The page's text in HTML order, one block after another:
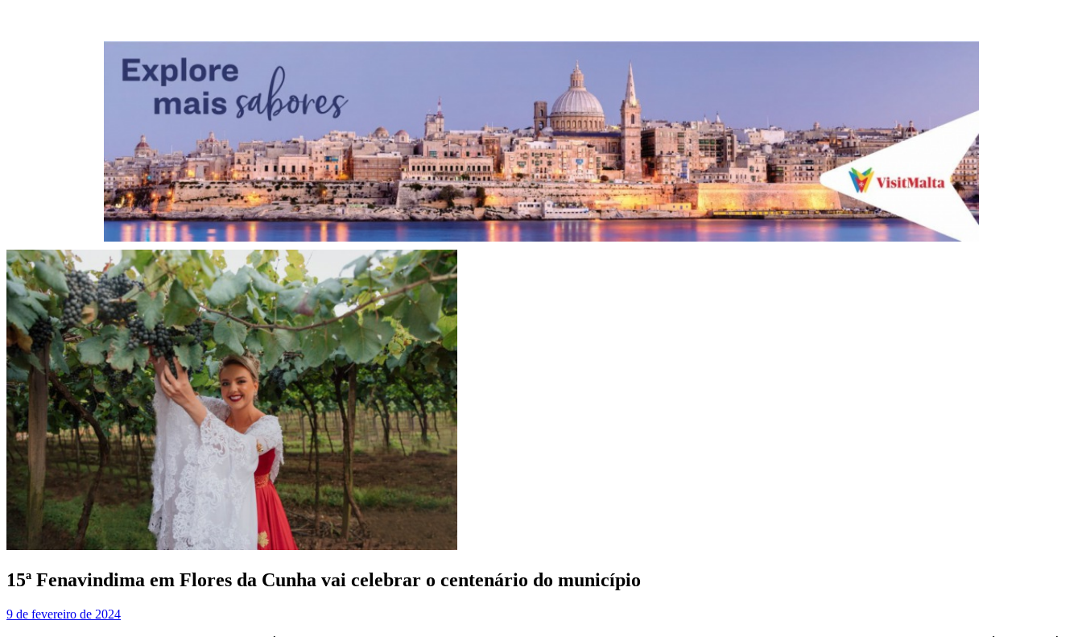
15ª Fenavindima em Flores da Cunha vai celebrar o centenário do município
9 de fevereiro de 2024